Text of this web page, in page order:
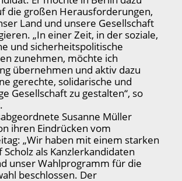
die großen Herausforderungen,
Land und unsere Gesellschaft
„In einer Zeit, in der soziale,
und sicherheitspolitische
zunehmen, möchte ich
übernehmen und aktiv dazu
gerechte, solidarische und
Gesellschaft zu gestalten“, so
Susanne Müller
ihren Eindrücken vom
„Wir haben mit einem starken
Scholz als Kanzlerkandidaten
unser Wahlprogramm für die
beschlossen. Der